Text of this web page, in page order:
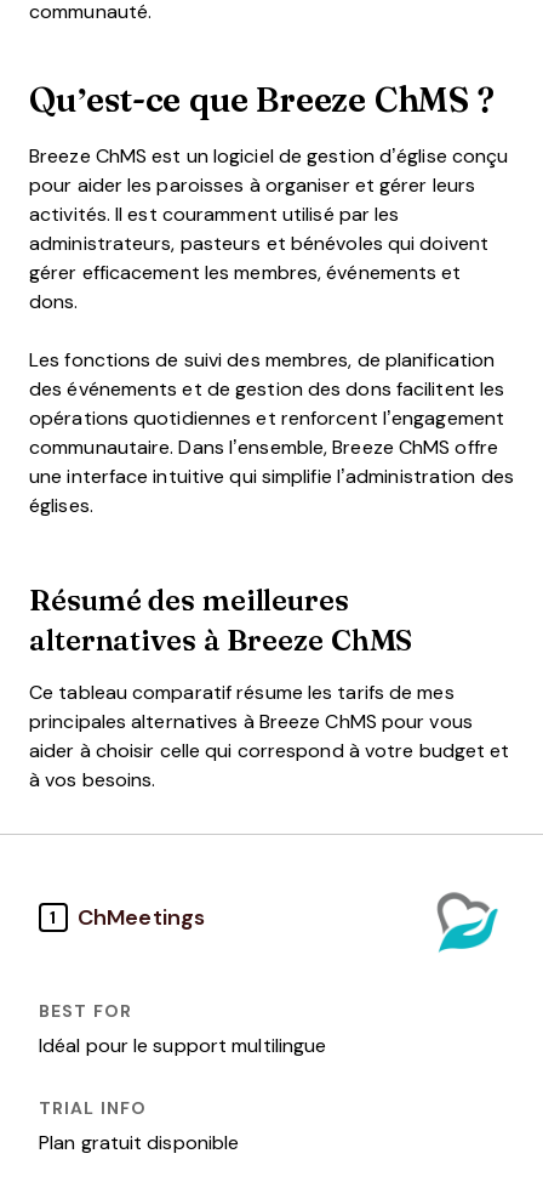
communauté.
Qu’est-ce que Breeze ChMS ?
Breeze ChMS est un logiciel de gestion d’église conçu
pour aider les paroisses à organiser et gérer leurs
activités. Il est couramment utilisé par les
administrateurs, pasteurs et bénévoles qui doivent
gérer efficacement les membres, événements et
dons.
Les fonctions de suivi des membres, de planification
des événements et de gestion des dons facilitent les
opérations quotidiennes et renforcent l’engagement
communautaire. Dans l’ensemble, Breeze ChMS offre
une interface intuitive qui simplifie l’administration des
églises.
Résumé des meilleures
alternatives à Breeze ChMS
Ce tableau comparatif résume les tarifs de mes
principales alternatives à Breeze ChMS pour vous
aider à choisir celle qui correspond à votre budget et
à vos besoins.
1 ChMeetings
Idéal pour le support multilingue
Plan gratuit disponible